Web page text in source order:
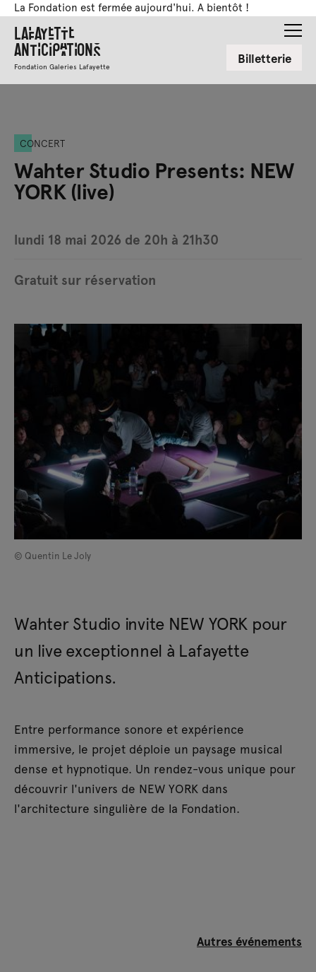
La Fondation est fermée aujourd'hui. A bientôt !
Lafayette
Anticipations
Fondation Galeries Lafayette Billetterie
CONCERT
Wahter Studio Presents: NEW
YORK (live)
lundi 18 mai 2026 de 20h à 21h30
Gratuit sur réservation
© Quentin Le Joly
Wahter Studio invite NEW YORK pour
un live exceptionnel à Lafayette
Anticipations.
Entre performance sonore et expérience
immersive, le projet déploie un paysage musical
dense et hypnotique. Un rendez-vous unique pour
découvrir l'univers de NEW YORK dans
l'architecture singulière de la Fondation.
Autres événements